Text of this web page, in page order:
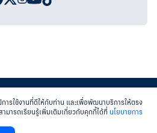
รกรุงเทพฯ
ารใช้งานที่ดีให้กับท่าน และเพื่อพัฒนาบริการให้ตรง
มารถเรียนรู้เพิ่มเติมเกี่ยวกับคุกกี้ได้ที่ นโยบายการ